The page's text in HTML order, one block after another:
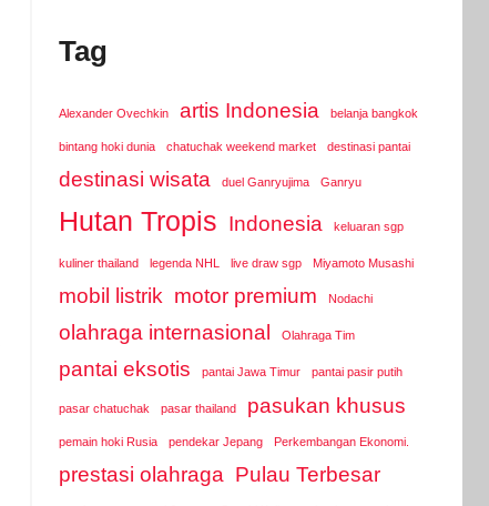
Tag
Alexander Ovechkin artis Indonesia belanja bangkok
bintang hoki dunia chatuchak weekend market destinasi pantai
destinasi wisata duel Ganryujima Ganryu
Hutan Tropis Indonesia keluaran sgp
kuliner thailand legenda NHL live draw sgp Miyamoto Musashi
mobil listrik motor premium Nodachi
olahraga internasional Olahraga Tim
pantai eksotis pantai Jawa Timur pantai pasir putih
pasar chatuchak pasar thailand pasukan khusus
pemain hoki Rusia pendekar Jepang Perkembangan Ekonomi.
prestasi olahraga Pulau Terbesar